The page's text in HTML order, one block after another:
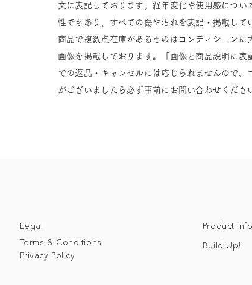
文に表記しております。経年変化や使用感につい
性でもあり、すべての傷や汚れを表記・掲載して
商品で複数点在庫があるものはコンディションに
画像を掲載しております。「画像と商品説明に表
での返品・キャンセルには応じられませんので、
がございましたら必ず事前にお問い合わせくださ
Legal
Terms & Conditions
Privacy Policy
Product
Build Up!